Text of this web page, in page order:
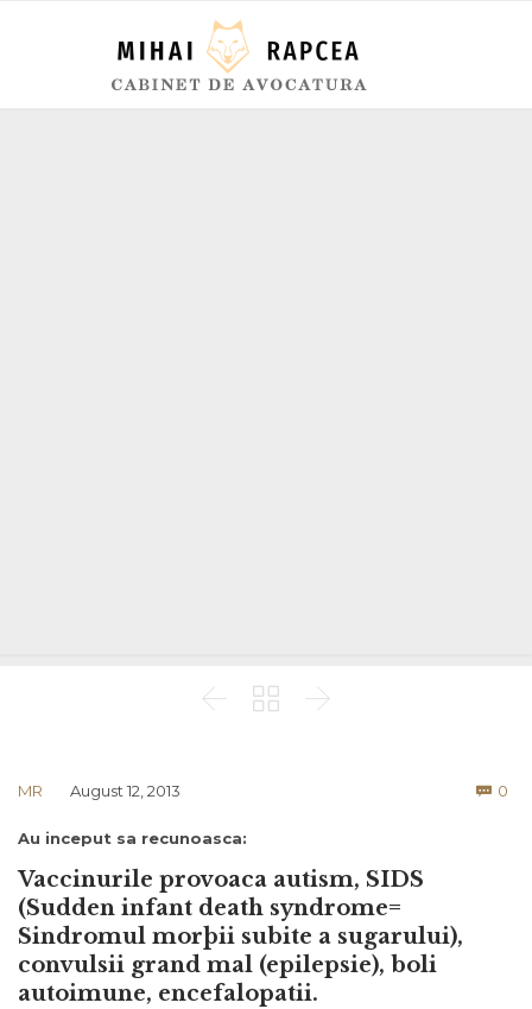
  
MR August 12, 2013  0
Au inceput sa recunoasca:
Vaccinurile provoaca autism, SIDS
(Sudden infant death syndrome=
Sindromul morþii subite a sugarului),
convulsii grand mal (epilepsie), boli
autoimune, encefalopatii.